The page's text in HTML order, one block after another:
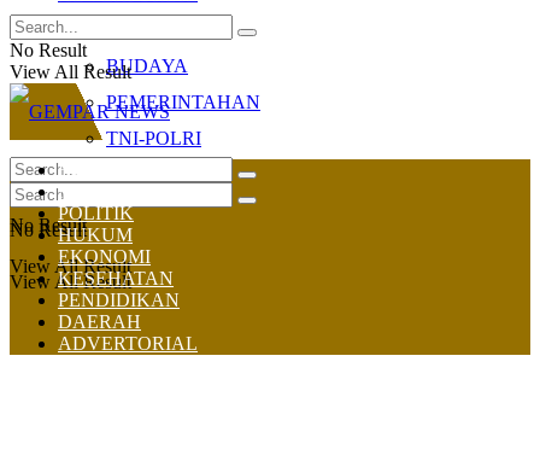
BUDAYA
PEMERINTAHAN
TNI-POLRI
No Result
View All Result
No Result
View All Result
No Result
View All Result
HOME
NASIONAL
POLITIK
HUKUM
EKONOMI
KESEHATAN
PENDIDIKAN
DAERAH
ADVERTORIAL